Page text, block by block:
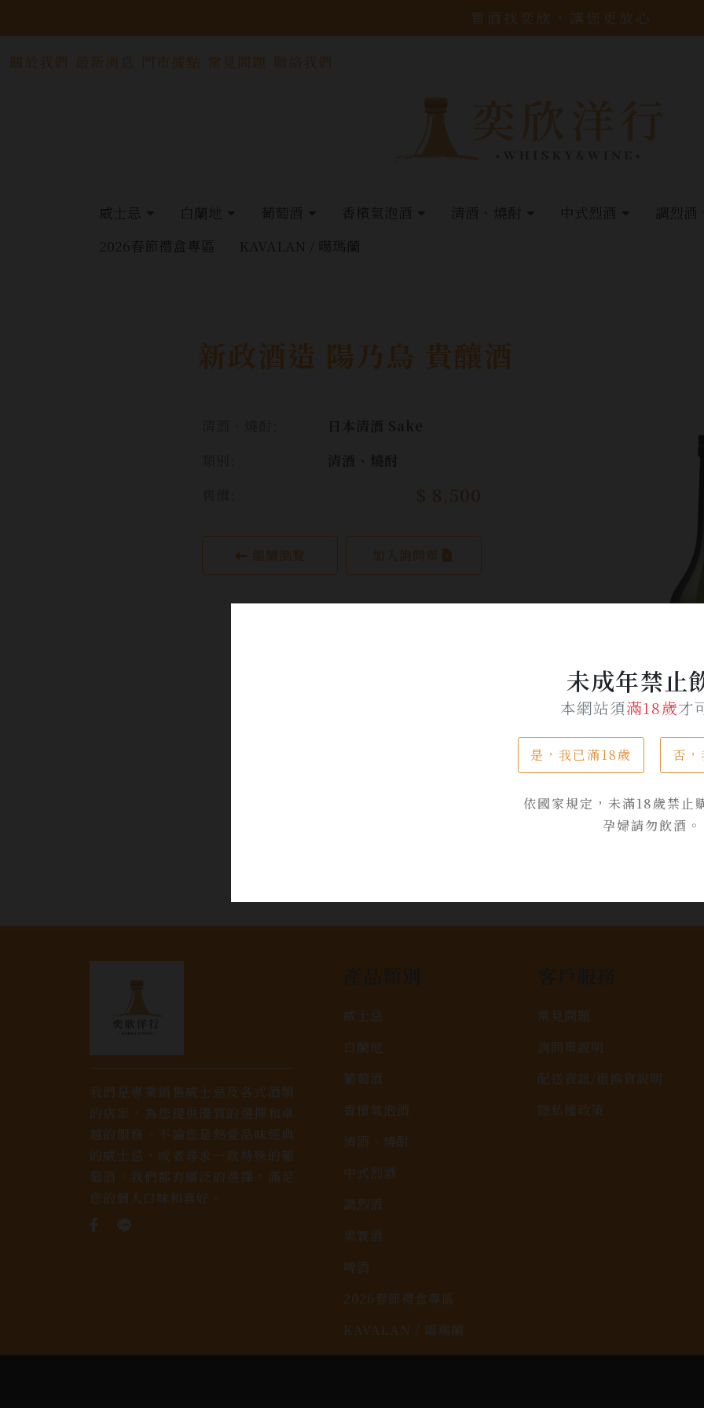
未成年禁止
本網站須滿18歲才
是，我已滿18歲 否
依國家規定，未滿18歲禁止
孕婦請勿飲酒。
買酒找奕欣，讓您更放心
關於我們 最新消息 門市據點 常見問題 聯絡我們
威士忌 白蘭地 葡萄酒 香檳氣泡酒 清酒、燒酎 中式烈酒
調烈酒
2026春節禮盒專區
KAVALAN / 噶瑪蘭
新政酒造 陽乃鳥 貴釀酒
繼續瀏覽 加入詢問單
我們是專業銷售威士忌及各式酒類
的店家，為您提供優質的選擇和卓
越的服務。不論您是熱愛品味經典
的威士忌，或者尋求一款特殊的葡
萄酒，我們都有廣泛的選擇，滿足
您的個人口味和喜好。
威士忌
白蘭地
葡萄酒
香檳氣泡酒
清酒、燒酎
中式烈酒
調烈酒
果實酒
啤酒
2026春節禮盒專區
KAVALAN / 噶瑪蘭
常見問題
詢問單說明
配送資訊/退換貨說明
隱私權政策